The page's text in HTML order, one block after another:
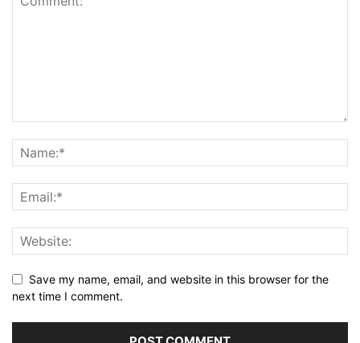
Save my name, email, and website in this browser for the
next time I comment.